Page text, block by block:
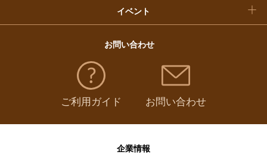
イベント
お問い合わせ
ご利用ガイド お問い合わせ
企業情報